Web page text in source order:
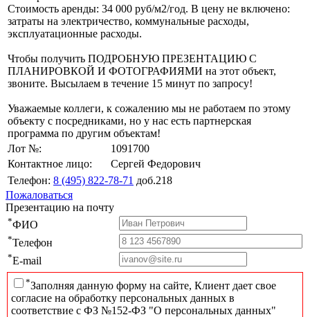
Стоимость аренды: 34 000 руб/м2/год. В цену не включено:
затраты на электричество, коммунальные расходы,
эксплуатационные расходы.
Чтобы получить ПОДРОБНУЮ ПРЕЗЕНТАЦИЮ С
ПЛАНИРОВКОЙ И ФОТОГРАФИЯМИ на этот объект,
звоните. Высылаем в течение 15 минут по запросу!
Уважаемые коллеги, к сожалению мы не работаем по этому
объекту с посредниками, но у нас есть партнерская
программа по другим объектам!
Лот №:
1091700
Контактное лицо:
Сергей Федорович
Телефон: 8 (495) 822-78-71 доб.218
Пожаловаться
Презентацию на почту
*ФИО
*Телефон
*E-mail
*Заполняя данную форму на сайте, Клиент дает свое
согласие на обработку персональных данных в
соответствие с ФЗ №152-ФЗ "О персональных данных"